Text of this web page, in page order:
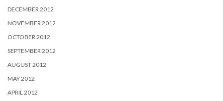
DECEMBER 2012
NOVEMBER 2012
OCTOBER 2012
SEPTEMBER 2012
AUGUST 2012
MAY 2012
APRIL 2012